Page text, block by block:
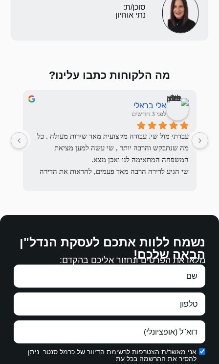
סוכן/ת:
נתי אוחיון
מה הלקוחות כתבו עלינו?
אלי בראלי
לפני 3 חודשים
עבדתי מול שי. עבודה מקצועית מאד שירות מעולה . כל
מה שנתבקש והרבה יותר , שי עשה למען מציאת
המשפחה המתאימה לנו ואכן מצא.
שי הגיע לדירה הרבה מאד פעמים, להראות את הדירה
השוכרים והכל בנועם הליכות , בהקשבה, במקצועיות
רבה.
עבודה מצויינת, מגיעים לכם כל הברכות.
תודה ממני ומנעמי על עבודתכם.
נשמח ללוות אתכם לעסקת הנדל"ן
הבאה שלכם!
מלאו את הפרטים ונחזור אליכם בהקדם:
אני מאשר/ת הצטרפות לרשימת הדיוור של כרמל סנטר. ניתן
להסיר את ההרשמה בכל עת